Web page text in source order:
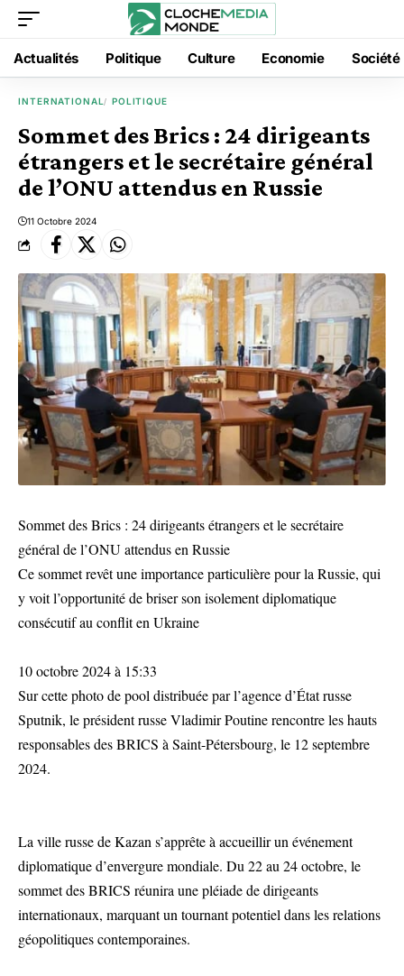
Actualités Politique Culture Economie Société
INTERNATIONAL POLITIQUE
Sommet des Brics : 24 dirigeants
étrangers et le secrétaire général
de l’ONU attendus en Russie
11 Octobre 2024
Sommet des Brics : 24 dirigeants étrangers et le secrétaire
général de l’ONU attendus en Russie
Ce sommet revêt une importance particulière pour la Russie, qui
y voit l’opportunité de briser son isolement diplomatique
consécutif au conflit en Ukraine
10 octobre 2024 à 15:33
Sur cette photo de pool distribuée par l’agence d’État russe
Sputnik, le président russe Vladimir Poutine rencontre les hauts
responsables des BRICS à Saint-Pétersbourg, le 12 septembre
2024.
La ville russe de Kazan s’apprête à accueillir un événement
diplomatique d’envergure mondiale. Du 22 au 24 octobre, le
sommet des BRICS réunira une pléiade de dirigeants
internationaux, marquant un tournant potentiel dans les relations
géopolitiques contemporaines.